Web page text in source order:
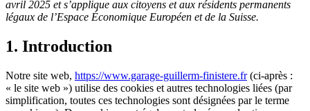
avril 2025 et s’applique aux citoyens et aux résidents permanents
légaux de l’Espace Économique Européen et de la Suisse.
1. Introduction
Notre site web, https://www.garage-guillerm-finistere.fr(ci-après :
« le site web ») utilise des cookies et autres technologies liées (par
simplification, toutes ces technologies sont désignées par le terme